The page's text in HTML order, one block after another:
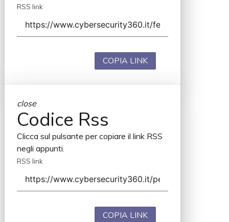
RSS link
COPIA LINK
close
Codice Rss
Clicca sul pulsante per copiare il link RSS
negli appunti.
RSS link
COPIA LINK